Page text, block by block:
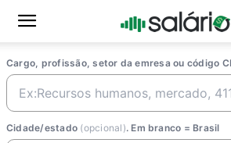
Cargo, profissão, setor da emresa ou código
Cidade/estado (opcional). Em branco = Brasil